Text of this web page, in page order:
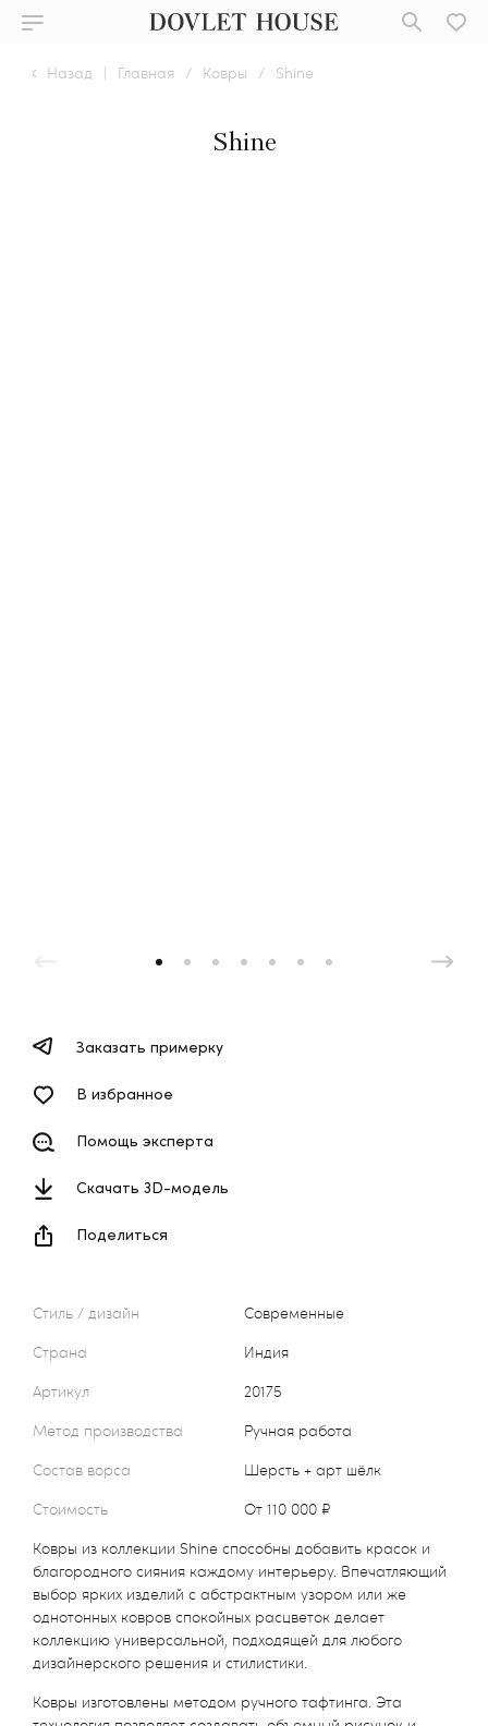
Назад | Главная / Ковры / Shine
Shine
Стиль / дизайн
Современные
Страна
Индия
Артикул
20175
Метод производства
Ручная работа
Состав ворса
шерсть + арт шёлк
Стоимость
от 110 000 ₽
Ковры из коллекции Shine способны добавить красок и
благородного сияния каждому интерьеру. Впечатляющий
выбор ярких изделий с абстрактным узором или же
однотонных ковров спокойных расцветок делает
коллекцию универсальной, подходящей для любого
дизайнерского решения и стилистики.
Ковры изготовлены методом ручного тафтинга. Эта
Заказать примерку
В избранное
Помощь эксперта
Скачать 3D-модель
Поделиться